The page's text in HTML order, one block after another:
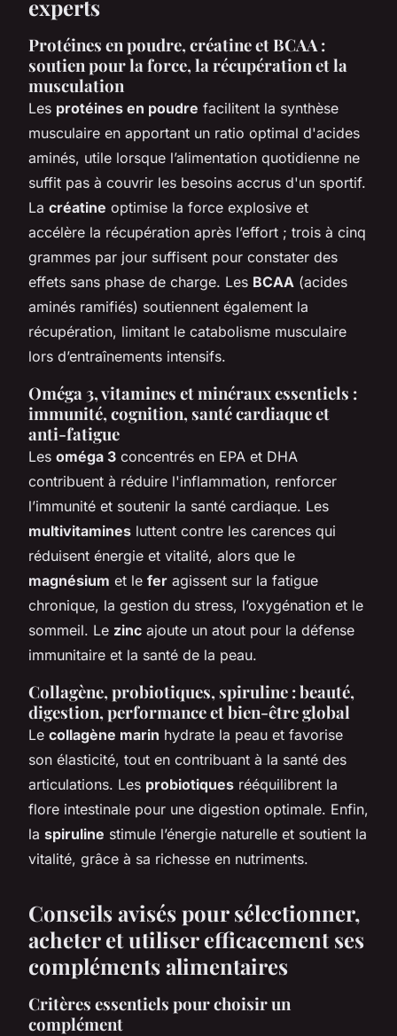
experts
Protéines en poudre, créatine et BCAA :
soutien pour la force, la récupération et la
musculation
Les protéines en poudre facilitent la synthèse
musculaire en apportant un ratio optimal d'acides
aminés, utile lorsque l’alimentation quotidienne ne
suffit pas à couvrir les besoins accrus d'un sportif.
La créatine optimise la force explosive et
accélère la récupération après l’effort ; trois à cinq
grammes par jour suffisent pour constater des
effets sans phase de charge. Les BCAA (acides
aminés ramifiés) soutiennent également la
récupération, limitant le catabolisme musculaire
lors d’entraînements intensifs.
Oméga 3, vitamines et minéraux essentiels :
immunité, cognition, santé cardiaque et
anti-fatigue
Les oméga 3 concentrés en EPA et DHA
contribuent à réduire l'inflammation, renforcer
l’immunité et soutenir la santé cardiaque. Les
multivitamines luttent contre les carences qui
réduisent énergie et vitalité, alors que le
magnésium et le fer agissent sur la fatigue
chronique, la gestion du stress, l’oxygénation et le
sommeil. Le zinc ajoute un atout pour la défense
immunitaire et la santé de la peau.
Collagène, probiotiques, spiruline : beauté,
digestion, performance et bien-être global
Le collagène marin hydrate la peau et favorise
son élasticité, tout en contribuant à la santé des
articulations. Les probiotiques rééquilibrent la
flore intestinale pour une digestion optimale. Enfin,
la spiruline stimule l’énergie naturelle et soutient la
vitalité, grâce à sa richesse en nutriments.
Conseils avisés pour sélectionner,
acheter et utiliser efficacement ses
compléments alimentaires
Critères essentiels pour choisir un
complément